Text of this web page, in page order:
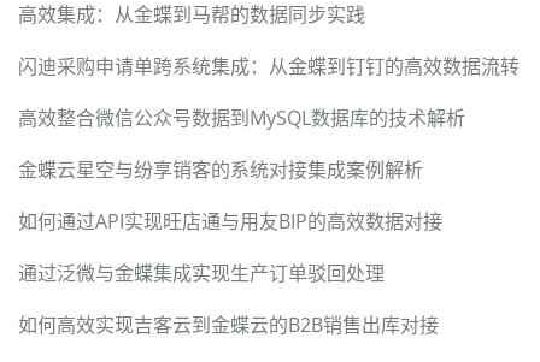
高效集成：从金蝶到马帮的数据同步实践
闪迪采购申请单跨系统集成：从金蝶到钉钉的高效数据流转
高效整合微信公众号数据到MySQL数据库的技术解析
金蝶云星空与纷享销客的系统对接集成案例解析
如何通过API实现旺店通与用友BIP的高效数据对接
通过泛微与金蝶集成实现生产订单驳回处理
如何高效实现吉客云到金蝶云的B2B销售出库对接